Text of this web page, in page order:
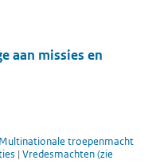
aan missies en
Multinationale troepenmacht
| Vredesmachten (zie